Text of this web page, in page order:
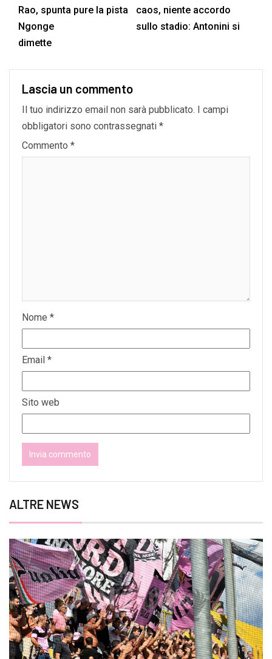
Rao, spunta pure la pista
Ngonge
caos, niente accordo
sullo stadio: Antonini si
dimette
Lascia un commento
Il tuo indirizzo email non sarà pubblicato. I campi
obbligatori sono contrassegnati *
Commento *
Nome *
Email *
Sito web
ALTRE NEWS